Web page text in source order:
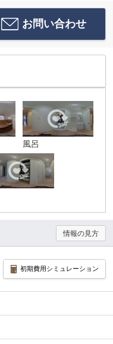
お問い合わせ
風呂
情報の見方
初期費用シミュレーション